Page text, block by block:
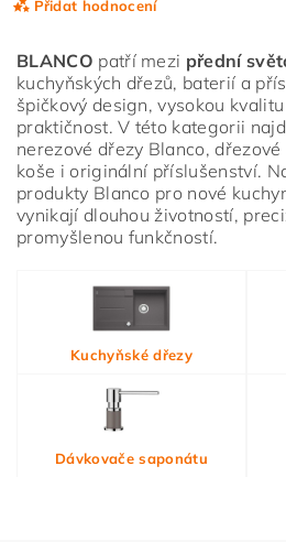
Přidat hodnocení
Vložením hodnocení souhlasíte s
osobních údajů
BLANCO patří mezi přední
kuchyňských dřezů, baterií a
špičkový design, vysokou
praktičnost. V této kategorii
nerezové dřezy Blanco,
koše i originální příslušenství.
produkty Blanco pro nové
vynikají dlouhou životností,
promyšlenou funkčností.
Kuchyňské dřezy
Dávkovače saponátu